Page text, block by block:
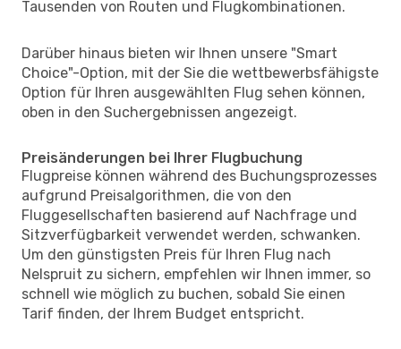
Tausenden von Routen und Flugkombinationen.
Darüber hinaus bieten wir Ihnen unsere "Smart
Choice"-Option, mit der Sie die wettbewerbsfähigste
Option für Ihren ausgewählten Flug sehen können,
oben in den Suchergebnissen angezeigt.
Preisänderungen bei Ihrer Flugbuchung
Flugpreise können während des Buchungsprozesses
aufgrund Preisalgorithmen, die von den
Fluggesellschaften basierend auf Nachfrage und
Sitzverfügbarkeit verwendet werden, schwanken.
Um den günstigsten Preis für Ihren Flug nach
Nelspruit zu sichern, empfehlen wir Ihnen immer, so
schnell wie möglich zu buchen, sobald Sie einen
Tarif finden, der Ihrem Budget entspricht.